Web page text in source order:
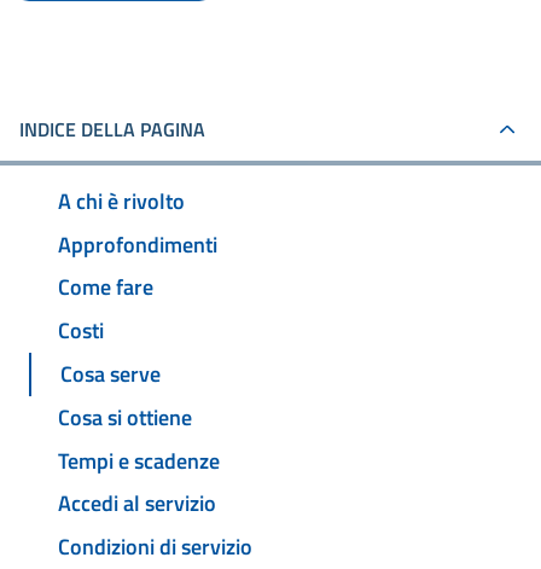
INDICE DELLA PAGINA
A chi è rivolto
Approfondimenti
Come fare
Costi
Cosa serve
Cosa si ottiene
Tempi e scadenze
Accedi al servizio
Condizioni di servizio